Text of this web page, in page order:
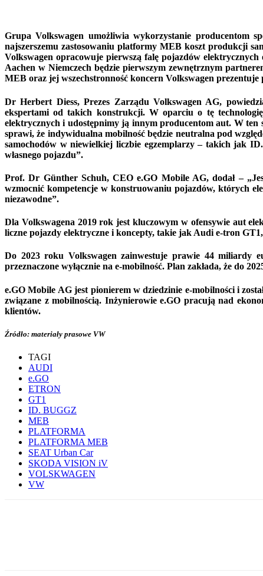
Grupa Volkswagen umożliwia wykorzystanie producentom
najszerszemu zastosowaniu platformy MEB koszt produkcji
Volkswagen opracowuje pierwszą falę pojazdów
Aachen w Niemczech będzie pierwszym zewnętrznym
MEB oraz jej wszechstronność koncern Volkswagen
Dr Herbert Diess, Prezes Zarządu Volkswagen AG,
ekspertami od takich konstrukcji. W oparciu o tę
elektrycznych i udostępnimy ją innym producentom aut. W
sprawi, że indywidualna mobilność będzie neutralna pod
samochodów w niewielkiej liczbie egzemplarzy – takich jak
własnego pojazdu”.
Prof. Dr Günther Schuh, CEO e.GO Mobile AG, dodał –
wzmocnić kompetencje w konstruowaniu pojazdów, których
niezawodne”.
Dla Volkswagena 2019 rok jest kluczowym w ofensywie aut
liczne pojazdy elektryczne i koncepty, takie jak Audi e-tron
Do 2023 roku Volkswagen zainwestuje prawie 44 miliardy
przeznaczone wyłącznie na e-mobilność. Plan zakłada, że do
e.GO Mobile AG jest pionierem w dziedzinie e-mobilności i
związane z mobilnością. Inżynierowie e.GO pracują nad
klientów.
Źródło: materiały prasowe VW
TAGI
AUDI
e.GO
ETRON
GT1
ID. BUGGZ
MEB
PLATFORMA
PLATFORMA MEB
SEAT Urban Car
SKODA VISION iV
VOLSKWAGEN
VW